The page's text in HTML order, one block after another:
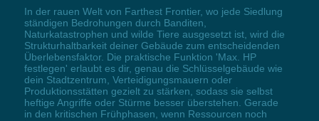
In der rauen Welt von Farthest Frontier, wo jede Siedlung
ständigen Bedrohungen durch Banditen,
Naturkatastrophen und wilde Tiere ausgesetzt ist, wird die
Strukturhaltbarkeit deiner Gebäude zum entscheidenden
Überlebensfaktor. Die praktische Funktion 'Max. HP
festlegen' erlaubt es dir, genau die Schlüsselgebäude wie
dein Stadtzentrum, Verteidigungsmauern oder
Produktionsstätten gezielt zu stärken, sodass sie selbst
heftige Angriffe oder Stürme besser überstehen. Gerade
in den kritischen Frühphasen, wenn Ressourcen noch